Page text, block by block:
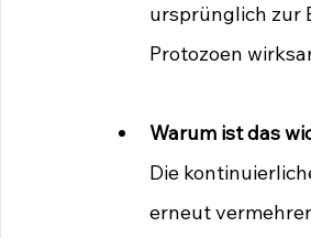
ursprünglich zur
Protozoen
Warum ist das
Die
erneut